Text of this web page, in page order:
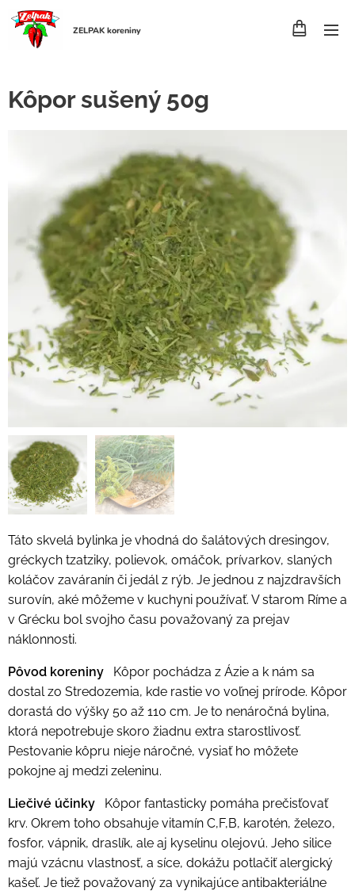
ZELPAK koreniny
Kôpor sušený 50g
Táto skvelá bylinka je vhodná do šalátových dresingov,
gréckych tzatziky, polievok, omáčok, prívarkov, slaných
koláčov zaváranín či jedál z rýb. Je jednou z najzdravších
surovín, aké môžeme v kuchyni používať. V starom Ríme a
v Grécku bol svojho času považovaný za prejav
náklonnosti.
Pôvod koreniny Kôpor pochádza z Ázie a k nám sa
dostal zo Stredozemia, kde rastie vo voľnej prírode. Kôpor
dorastá do výšky 50 až 110 cm. Je to nenáročná bylina,
ktorá nepotrebuje skoro žiadnu extra starostlivosť.
Pestovanie kôpru nieje náročné, vysiať ho môžete
pokojne aj medzi zeleninu.
Liečivé účinky Kôpor fantasticky pomáha prečisťovať
krv. Okrem toho obsahuje vitamín C,F,B, karotén, železo,
fosfor, vápnik, draslík, ale aj kyselinu olejovú. Jeho silice
majú vzácnu vlastnosť, a síce, dokážu potlačiť alergický
kašeľ. Je tiež považovaný za vynikajúce antibakteriálne